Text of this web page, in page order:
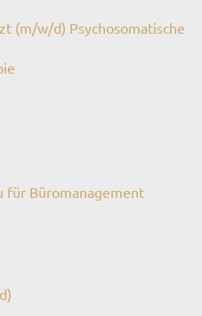
(m/w/d) Psychosomatische
für Büromanagement